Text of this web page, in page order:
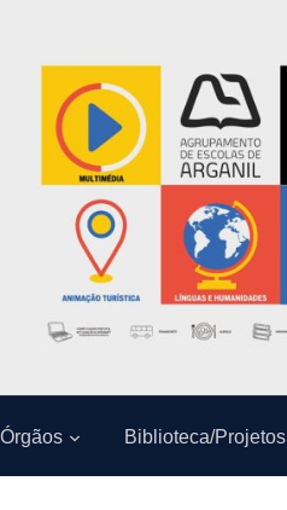
Órgãos Biblioteca/Projetos